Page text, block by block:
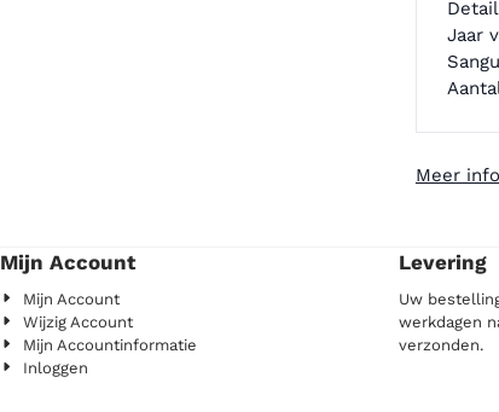
Jaar
Meer
Mijn Account
Mijn Account
Wijzig Account
Mijn Accountinformatie
Inloggen
Levering
Uw
werkdagen
verzonden.